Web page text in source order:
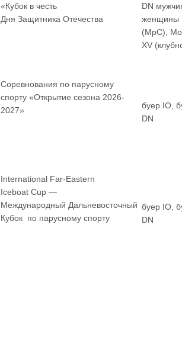
«Кубок в честь
Дня Защитника Отечества
DN
женщины
(МрС),
XV
Соревнования по парусному
спорту «Открытие сезона 2026-
2027»
буер IO,
DN
International Far-Eastern
Iceboat Cup —
Международный Дальневосточный
Кубок по парусному спорту
буер IO,
DN